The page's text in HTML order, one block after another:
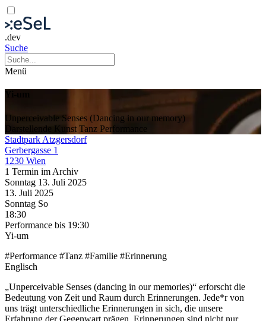
.dev
Suche
Menü
Unperceivable Senses (Dancing in our memory)
Darstellende Kunst Tanz Performance
Stadtpark Atzgersdorf
Gerbergasse 1
1230 Wien
1 Termin im Archiv
Sonntag 13. Juli 2025
13. Juli 2025
Sonntag So
18:30
Performance bis 19:30
Yi-um
#Performance #Tanz #Familie #Erinnerung
Englisch
„Unperceivable Senses (dancing in our memories)“ erforscht die
Bedeutung von Zeit und Raum durch Erinnerungen. Jede*r von
uns trägt unterschiedliche Erinnerungen in sich, die unsere
Erfahrung der Gegenwart prägen. Erinnerungen sind nicht nur